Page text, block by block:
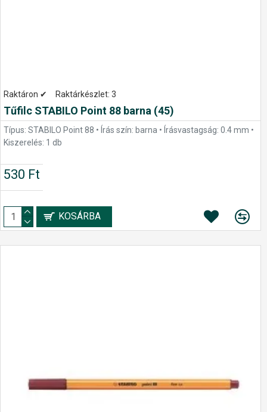
Raktáron ✔ Raktárkészlet: 3
Tűfilc STABILO Point 88 barna (45)
Típus: STABILO Point 88 • Írás szín: barna • Írásvastagság: 0.4 mm •
Kiszerelés: 1 db
530 Ft
KOSÁRBA